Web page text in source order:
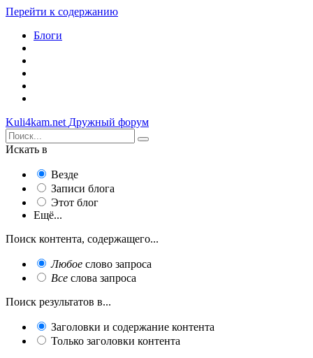
Перейти к содержанию
Блоги
Kuli4kam.net Дружный форум
Искать в
Везде
Записи блога
Этот блог
Ещё...
Поиск контента, содержащего...
Любое слово запроса
Все слова запроса
Поиск результатов в...
Заголовки и содержание контента
Только заголовки контента